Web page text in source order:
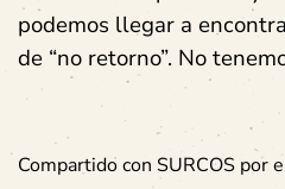
podemos llegar a
de “no retorno”. No
Compartido con SURCOS por